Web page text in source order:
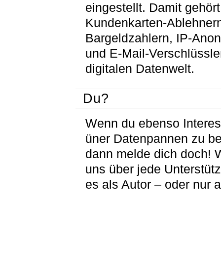
eingestellt. Damit
Kundenkarten-
Bargeldzahlern, IP-
und E-Mail-
digitalen Datenwelt.
Du?
Wenn du ebenso
üner Datenpannen zu
dann melde dich doch!
uns über jede
es als Autor – oder nur